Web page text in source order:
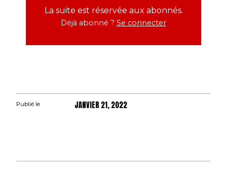
La suite est réservée aux abonnés.
Déjà abonné ? Se connecter
Publié le JANVIER 21, 2022